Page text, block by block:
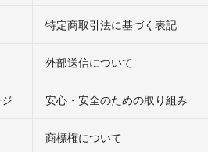
特定商取引法に基づく表記
外部送信について
安心・安全のための取り組み
商標権について